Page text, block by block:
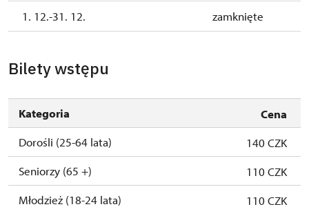
1. 12.-31. 12. zamknięte
Bilety wstępu
Kategoria
Cena
Dorośli (25-64 lata)
140 CZK
Seniorzy (65 +)
110 CZK
Młodzież (18-24 lata)
110 CZK